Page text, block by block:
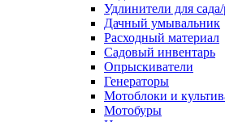
Удлинители для
Дачный умывальник
Расходный материал
Садовый инвентарь
Опрыскиватели
Генераторы
Мотоблоки и
Мотобуры